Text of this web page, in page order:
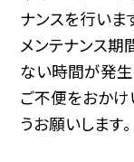
ナンスを行いま
メンテナンス期
ない時間が発生
ご不便をおかけ
うお願いします。